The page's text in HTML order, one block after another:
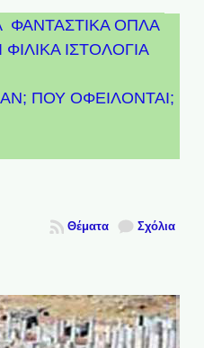
ΦΑΝΤΑΣΤΙΚΑ ΟΠΛΑ
ΙΣΤΟΛΟΓΙΑ
ΠΟΥ ΟΦΕΙΛΟΝΤΑΙ;
Σχόλια
Θέματα